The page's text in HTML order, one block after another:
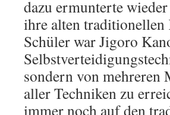
dazu ermunterte
ihre alten traditionellen
Schüler war Jigoro
sondern von mehreren
aller Techniken zu
immer noch auf den